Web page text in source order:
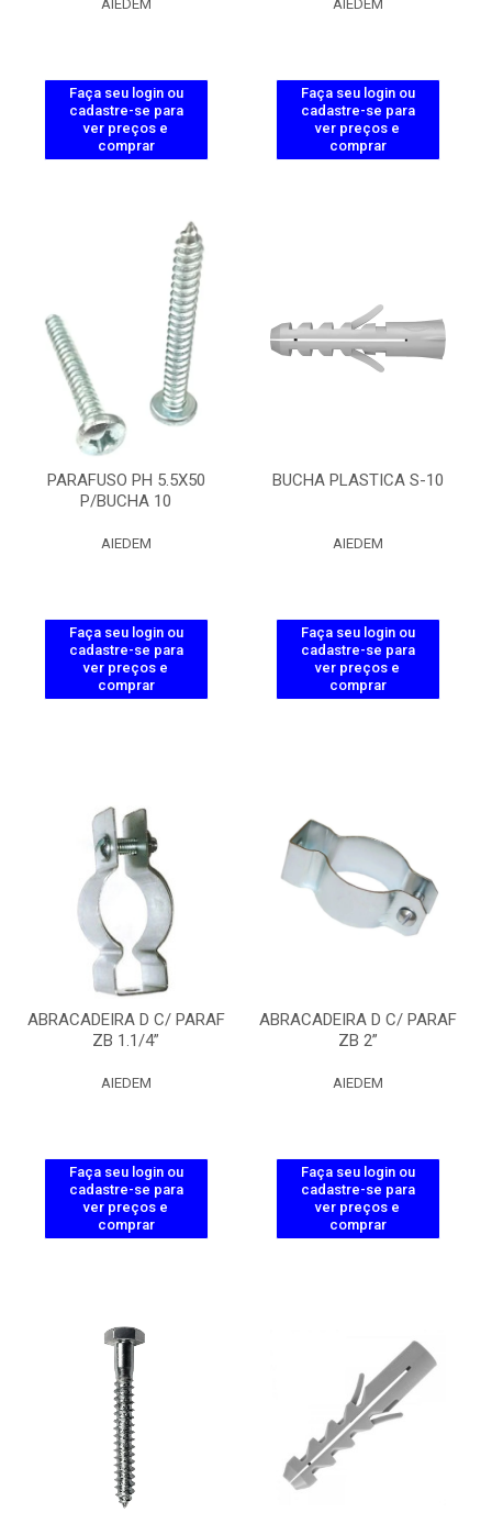
AIEDEM
Faça seu login ou
cadastre-se para
ver preços e
comprar
AIEDEM
Faça seu login ou
cadastre-se para
ver preços e
comprar
PARAFUSO PH 5.5X50
P/BUCHA 10
AIEDEM
Faça seu login ou
cadastre-se para
ver preços e
comprar
BUCHA PLASTICA S-10
AIEDEM
Faça seu login ou
cadastre-se para
ver preços e
comprar
ABRACADEIRA D C/ PARAF
ZB 1.1/4”
AIEDEM
Faça seu login ou
cadastre-se para
ver preços e
comprar
ABRACADEIRA D C/ PARAF
ZB 2”
AIEDEM
Faça seu login ou
cadastre-se para
ver preços e
comprar